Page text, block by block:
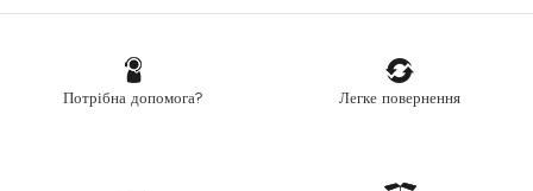
Потрібна допомога? Легке повернення